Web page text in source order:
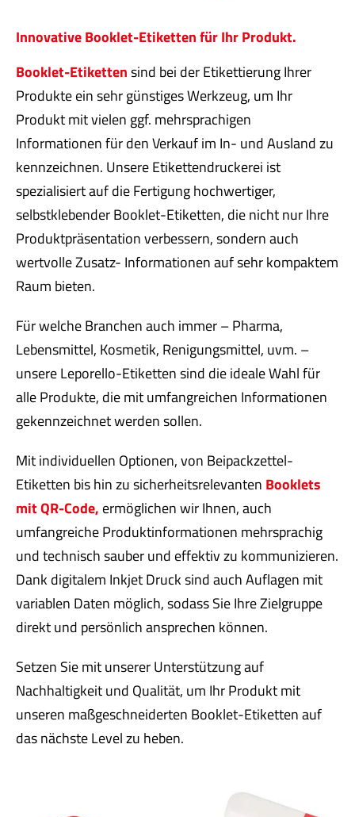
Innovative Booklet-Etiketten für Ihr Produkt.
Booklet-Etikettensind bei der Etikettierung Ihrer
Produkte ein sehr günstiges Werkzeug, um Ihr
Produkt mit vielen ggf. mehrsprachigen
Informationen für den Verkauf im In- und Ausland zu
kennzeichnen. Unsere Etikettendruckerei ist
spezialisiert auf die Fertigung hochwertiger,
selbstklebender Booklet-Etiketten, die nicht nur Ihre
Produktpräsentation verbessern, sondern auch
wertvolle Zusatz- Informationen auf sehr kompaktem
Raum bieten.
Für welche Branchen auch immer – Pharma,
Lebensmittel, Kosmetik, Renigungsmittel, uvm. –
unsere Leporello-Etiketten sind die ideale Wahl für
alle Produkte, die mit umfangreichen Informationen
gekennzeichnet werden sollen.
Mit individuellen Optionen, von Beipackzettel-
Etiketten bis hin zu sicherheitsrelevanten Booklets
mit QR-Code, ermöglichen wir Ihnen, auch
umfangreiche Produktinformationen mehrsprachig
und technisch sauber und effektiv zu kommunizieren.
Dank digitalem Inkjet Druck sind auch Auflagen mit
variablen Daten möglich, sodass Sie Ihre Zielgruppe
direkt und persönlich ansprechen können.
Setzen Sie mit unserer Unterstützung auf
Nachhaltigkeit und Qualität, um Ihr Produkt mit
unseren maßgeschneiderten Booklet-Etiketten auf
das nächste Level zu heben.